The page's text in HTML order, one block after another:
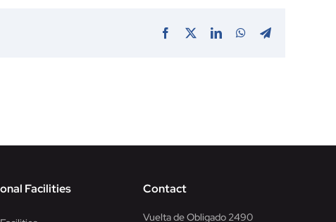
Facebook LinkedInWhatsAppTelegram
Facilities Contact
Vuelta de Obligado 2490